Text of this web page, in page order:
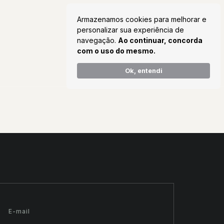
Armazenamos cookies para melhorar e
personalizar sua experiência de
navegação. Ao continuar, concorda
com o uso do mesmo.
Ok, entendi
E-mail